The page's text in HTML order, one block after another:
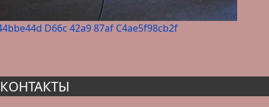
D66c 42a9 87af C4ae5f98cb2f
КОНТАКТЫ